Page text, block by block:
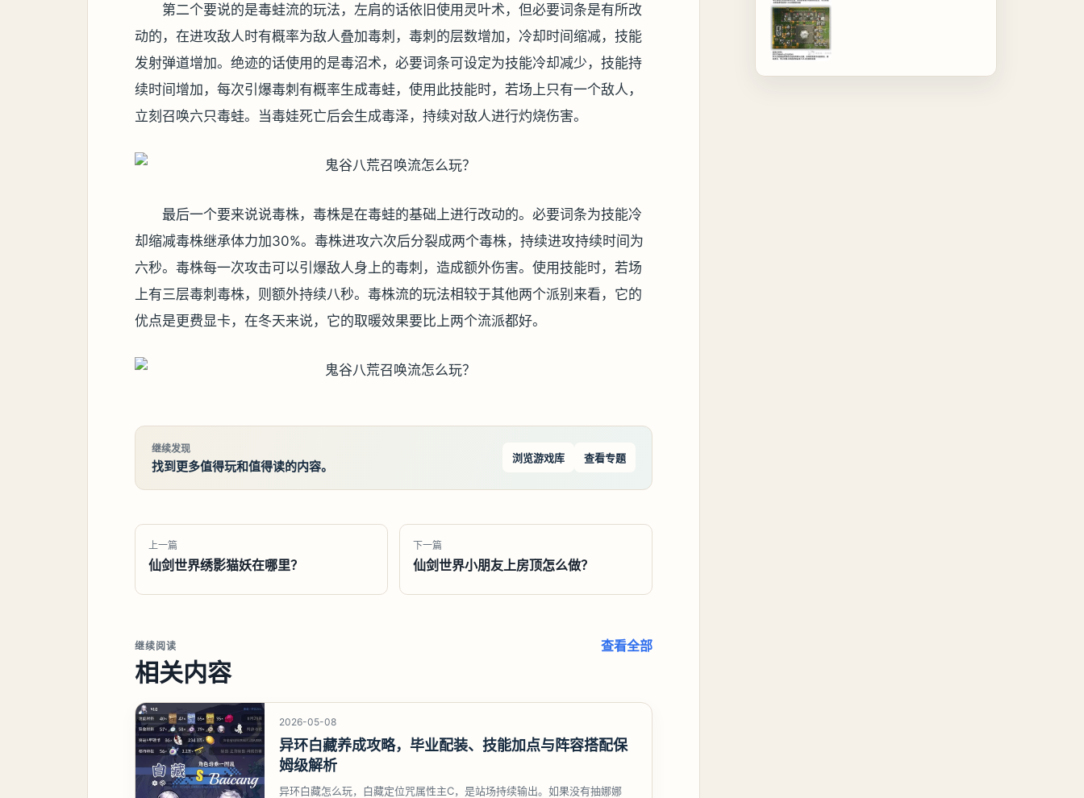
第二个要说的是毒蛙流的玩法，左肩的话依旧使用灵叶术，但必要词条是有所改
动的，在进攻敌人时有概率为敌人叠加毒刺，毒刺的层数增加，冷却时间缩减，技能
发射弹道增加。绝迹的话使用的是毒沼术，必要词条可设定为技能冷却减少，技能持
续时间增加，每次引爆毒刺有概率生成毒蛙，使用此技能时，若场上只有一个敌人，
立刻召唤六只毒蛙。当毒娃死亡后会生成毒泽，持续对敌人进行灼烧伤害。
最后一个要来说说毒株，毒株是在毒蛙的基础上进行改动的。必要词条为技能冷
却缩减毒株继承体力加30%。毒株进攻六次后分裂成两个毒株，持续进攻持续时间为
六秒。毒株每一次攻击可以引爆敌人身上的毒刺，造成额外伤害。使用技能时，若场
上有三层毒刺毒株，则额外持续八秒。毒株流的玩法相较于其他两个派别来看，它的
优点是更费显卡，在冬天来说，它的取暖效果要比上两个流派都好。
继续发现
找到更多值得玩和值得读的内容。
浏览游戏库 查看专题
上一篇
仙剑世界绣影猫妖在哪里？
下一篇
仙剑世界小朋友上房顶怎么做？
继续阅读
相关内容
查看全部
2026-05-08
异环白藏养成攻略，毕业配装、技能加点与阵容搭配保
姆级解析
异环白藏怎么玩，白藏定位咒属性主C，是站场持续输出。如果没有抽娜娜